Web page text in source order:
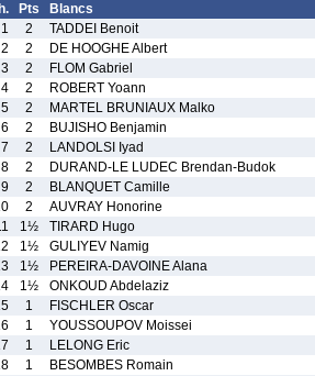
Pts
Blancs
1
2
TADDEI Benoit
2
2
DE HOOGHE Albert
3
2
FLOM Gabriel
4
2
ROBERT Yoann
5
2
MARTEL BRUNIAUX Malko
6
2
BUJISHO Benjamin
7
2
LANDOLSI Iyad
8
2
DURAND-LE LUDEC Brendan-Budok
9
2
BLANQUET Camille
2
AUVRAY Honorine
1½
TIRARD Hugo
1½
GULIYEV Namig
1½
PEREIRA-DAVOINE Alana
1½
ONKOUD Abdelaziz
1
FISCHLER Oscar
1
YOUSSOUPOV Moissei
1
LELONG Eric
1
BESOMBES Romain